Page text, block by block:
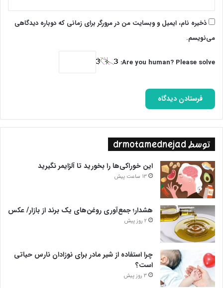
ذخیره نام، ایمیل و وبسایت من در مرورگر برای زمانی که دوباره دیدگاهی
می‌نویسم.
Are you human? Please solve:
توسط drmotamednejad
این خوراکی‌ها را بخورید تا آلزایمر نگیرید
13 ساعت پیش
هشدار؛ جمع‌آوری روغن‌های یک برند از بازار/ عکس
2 روز پیش
چرا استفاده از شیر مادر برای نوزادان نارس حیاتی
است؟
3 روز پیش